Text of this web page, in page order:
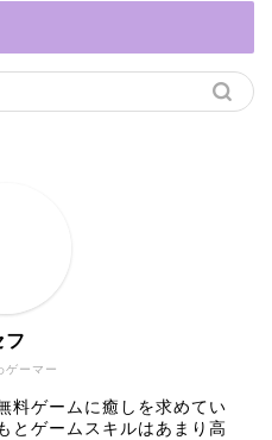
ゲーマー
フ
料ゲームに癒しを求めてい
とゲームスキルはあまり高